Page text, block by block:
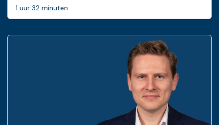
1 uur 32 minuten